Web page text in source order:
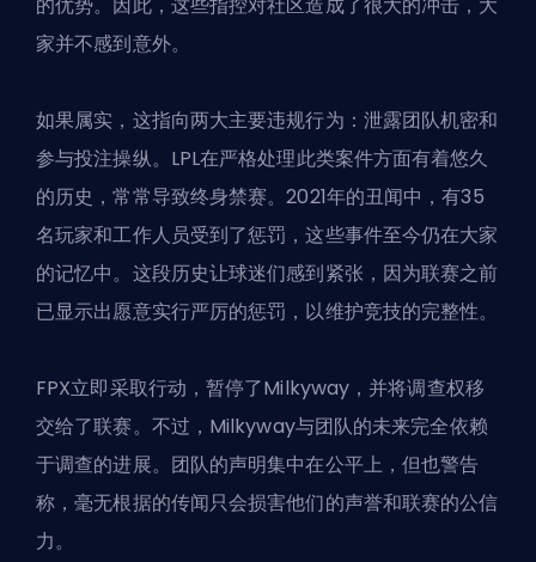
的优势。因此，这些指控对社区造成了很大的冲击，大
家并不感到意外。
如果属实，这指向两大主要违规行为：泄露团队机密和
参与投注操纵。LPL在严格处理此类案件方面有着悠久
的历史，常常导致终身禁赛。2021年的丑闻中，有35
名玩家和工作人员受到了惩罚，这些事件至今仍在大家
的记忆中。这段历史让球迷们感到紧张，因为联赛之前
已显示出愿意实行严厉的惩罚，以维护竞技的完整性。
FPX立即采取行动，暂停了Milkyway，并将调查权移
交给了联赛。不过，Milkyway与团队的未来完全依赖
于调查的进展。团队的声明集中在公平上，但也警告
称，毫无根据的传闻只会损害他们的声誉和联赛的公信
力。